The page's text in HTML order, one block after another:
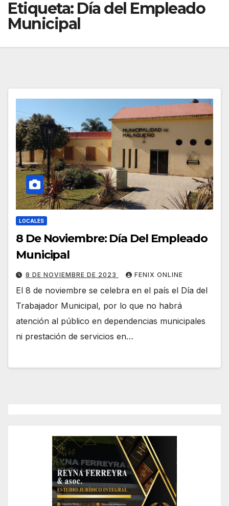
Etiqueta: Día del Empleado
Municipal
LOCALES
8 De Noviembre: Día Del Empleado
Municipal
8 DE NOVIEMBRE DE 2023 FENIX ONLINE
El 8 de noviembre se celebra en el país el Día del
Trabajador Municipal, por lo que no habrá
atención al público en dependencias municipales
ni prestación de servicios en…